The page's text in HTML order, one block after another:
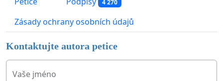
4 270
Zásady ochrany osobních údajů
Kontaktujte autora petice
Vaše jméno